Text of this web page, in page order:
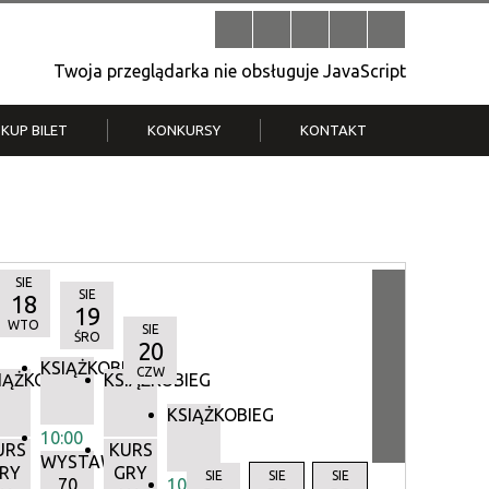
Twoja przeglądarka nie obsługuje JavaScript
KUP BILET KONKURSY KONTAKT
SIE
18
WTO
KSIĄŻKOBIEG
10:00
WYSTAWA:
70
SIE
19
ŚRO
KSIĄŻKOBIEG
KURS
GRY
SIE
20
CZW
KSIĄŻKOBIEG
10:00SIE SIE SIE